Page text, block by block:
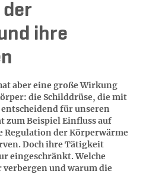
der
ihre
aber eine große Wirkung
die Schilddrüse, die mit
für unseren
zum Beispiel Einfluss auf
Regulation der Körperwärme
Doch ihre Tätigkeit
eingeschränkt. Welche
und warum die